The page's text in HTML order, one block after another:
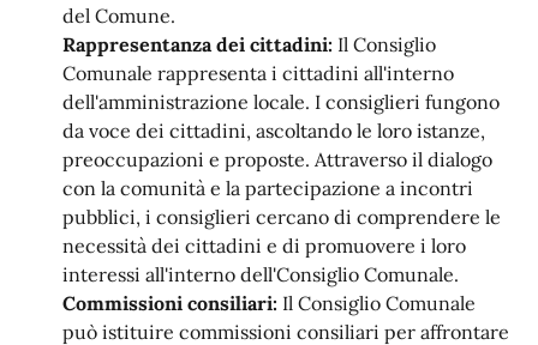
del Comune.
Rappresentanza dei cittadini: Il Consiglio
Comunale rappresenta i cittadini all'interno
dell'amministrazione locale. I consiglieri fungono
da voce dei cittadini, ascoltando le loro istanze,
preoccupazioni e proposte. Attraverso il dialogo
con la comunità e la partecipazione a incontri
pubblici, i consiglieri cercano di comprendere le
necessità dei cittadini e di promuovere i loro
interessi all'interno dell'Consiglio Comunale.
Commissioni consiliari: Il Consiglio Comunale
può istituire commissioni consiliari per affrontare